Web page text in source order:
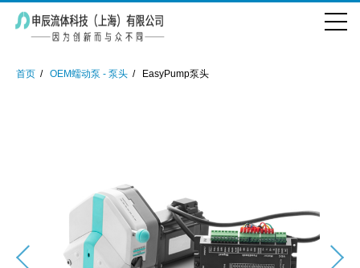
首页 OEM蠕动泵 - 泵头 EasyPump泵头